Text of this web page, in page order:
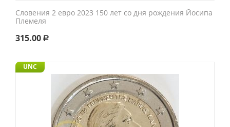
Словения 2 евро 2023 150 лет со дня рождения Йосипа
Племеля
315.00 Р
UNC